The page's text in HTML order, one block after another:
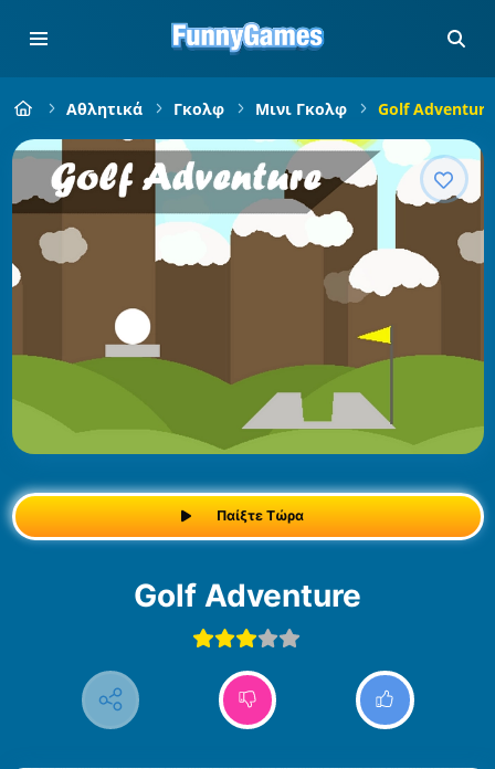
Αθλητικά Γκολφ Μινι Γκολφ Golf Adventure
Παίξτε Τώρα
Golf Adventure